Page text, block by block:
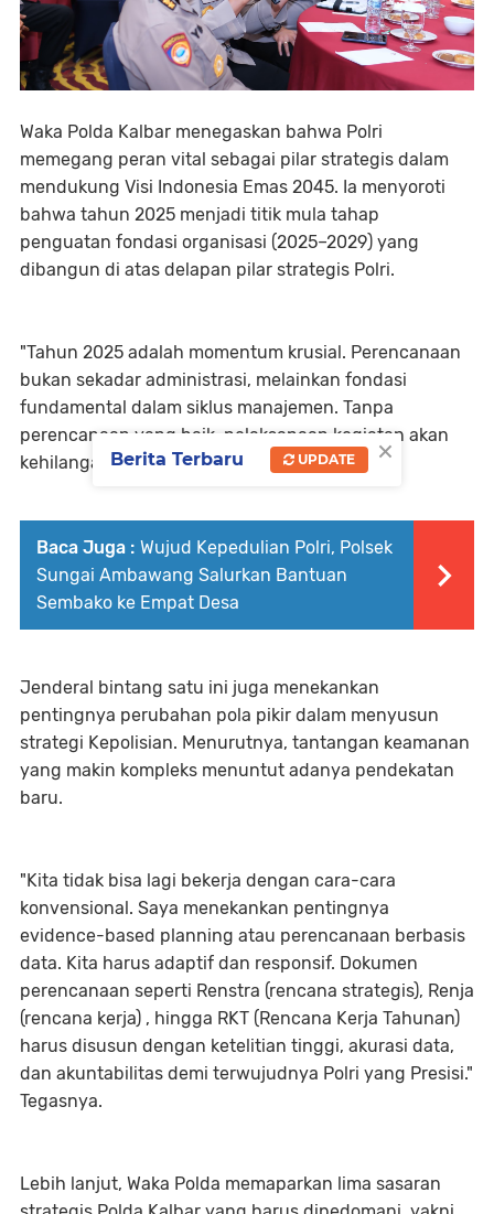
​Waka Polda Kalbar menegaskan bahwa Polri
memegang peran vital sebagai pilar strategis dalam
mendukung Visi Indonesia Emas 2045. Ia menyoroti
bahwa tahun 2025 menjadi titik mula tahap
penguatan fondasi organisasi (2025–2029) yang
dibangun di atas delapan pilar strategis Polri.
​"Tahun 2025 adalah momentum krusial. Perencanaan
bukan sekadar administrasi, melainkan fondasi
fundamental dalam siklus manajemen. Tanpa
perencanaan yang baik, pelaksanaan kegiatan akan
kehilangan arah," ujar. Roma Hutajulu.
Baca Juga : Wujud Kepedulian Polri, Polsek
Sungai Ambawang Salurkan Bantuan
Sembako ke Empat Desa
Jenderal bintang satu ini juga menekankan
pentingnya perubahan pola pikir dalam menyusun
strategi Kepolisian. Menurutnya, tantangan keamanan
yang makin kompleks menuntut adanya pendekatan
baru.
​"Kita tidak bisa lagi bekerja dengan cara-cara
konvensional. Saya menekankan pentingnya
evidence-based planning atau perencanaan berbasis
data. Kita harus adaptif dan responsif. Dokumen
perencanaan seperti Renstra (rencana strategis), Renja
(rencana kerja) , hingga RKT (Rencana Kerja Tahunan)
harus disusun dengan ketelitian tinggi, akurasi data,
dan akuntabilitas demi terwujudnya Polri yang Presisi."
Tegasnya.
​Lebih lanjut, Waka Polda memaparkan lima sasaran
×
Berita Terbaru UPDATE